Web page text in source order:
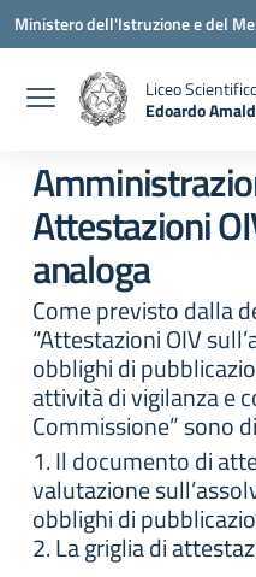
Vai ai contenuti
Vai al menu di navigazione
Vai al footer
Ministero dell'Istruzione e del
Liceo
Edoardo
Attestazioni
analoga
Come previsto dalla
“Attestazioni OIV
obblighi di
attività di vigilanza e
Commissione” sono
1. Il documento di
valutazione
obblighi di
2. La griglia di